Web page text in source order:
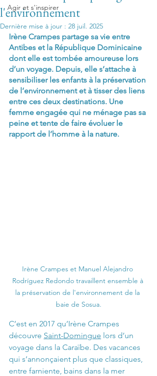
Agir et s'inspirer
l'environnement
Dernière mise à jour : 28 juil. 2025
Irène Crampes partage sa vie entre
Antibes et la République Dominicaine
dont elle est tombée amoureuse lors
d’un voyage. Depuis, elle s’attache à
sensibiliser les enfants à la préservation
de l’environnement et à tisser des liens
entre ces deux destinations. Une
femme engagée qui ne ménage pas sa
peine et tente de faire évoluer le
rapport de l’homme à la nature.
Irène Crampes et Manuel Alejandro
Rodríguez Redondo travaillent ensemble à
la préservation de l'environnement de la
baie de Sosua.
C’est en 2017 qu’Irène Crampes
découvre Saint-Domingue lors d’un
voyage dans la Caraïbe. Des vacances
qui s’annonçaient plus que classiques,
entre farniente, bains dans la mer